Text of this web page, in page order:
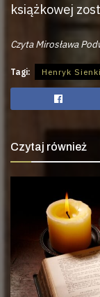
książkowej
Czyta Mirosława
Tagi: Henryk
Czytaj również